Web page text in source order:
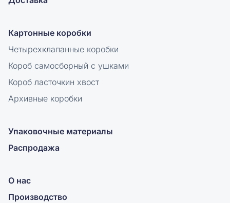
Картонные коробки
Четырехклапанные коробки
Короб самосборный с ушками
Короб ласточкин хвост
Архивные коробки
Упаковочные материалы
Распродажа
О нас
Производство